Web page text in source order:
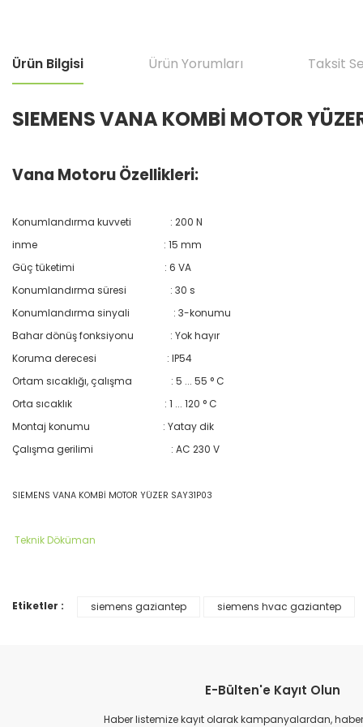
Ürün Bilgisi Ürün Yorumları Taksit
SIEMENS VANA KOMBİ MOTOR
Vana Motoru Özellikleri:
Konumlandırma kuvveti
: 200 N
inme
: 15 mm
Güç tüketimi
: 6 VA
Konumlandırma süresi
: 30 s
Konumlandırma sinyali
: 3-konumu
Bahar dönüş fonksiyonu
: Yok hayır
Koruma derecesi
: IP54
Ortam sıcaklığı, çalışma
: 5 ... 55 ° C
Orta sıcaklık
: 1 ... 120 ° C
Montaj konumu
: Yatay dik
Çalışma gerilimi
: AC 230 V
SIEMENS VANA KOMBİ MOTOR YÜZER SAY31P03
Teknik Döküman
Bu ürünün fiyat bilgisi, resim, ürün açıklamalarında ve diğer
Ürün açıklamasında eksik bilgiler bulunuyor.
Ürün bilgilerinde hatalar bulunuyor.
Etiketler : siemens gaziantep siemens hvac gaziantep
E-Bülten'e Kayıt Olun
Haber listemize kayıt olarak kampanyalardan,